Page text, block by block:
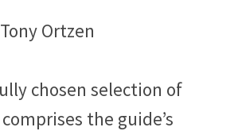
Ortzen
chosen selection of
the guide’s